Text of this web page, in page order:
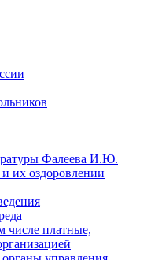
Фалеева И.Ю.
их оздоровлении
числе платные,